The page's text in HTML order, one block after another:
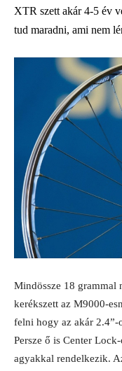
XTR szett akár 4-5 év
tud maradni, ami nem
Mindössze 18 grammal
kerékszett az M9000-
felni hogy az akár 2.4”-
Persze ő is Center
agyakkal rendelkezik.